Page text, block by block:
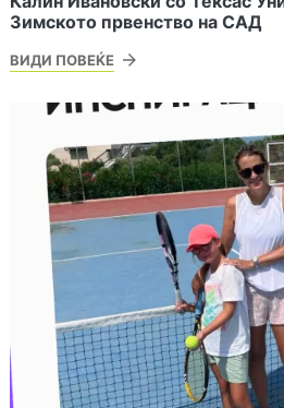
Зимското првенство на САД
ВИДИ ПОВЕЌЕ